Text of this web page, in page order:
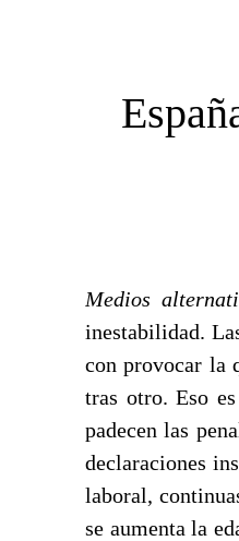
Medios
inestabilidad.
con provocar la
tras otro. Eso
padecen las
declaraciones
laboral,
se aumenta la